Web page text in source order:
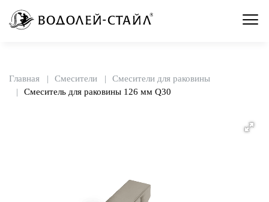
Главная Смесители
Смесители для раковины
Смеситель для раковины 126 мм Q30